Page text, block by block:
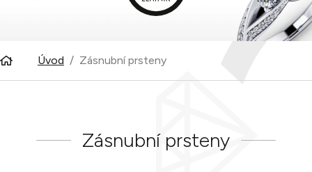
Úvod Zásnubní prsteny
Zásnubní prsteny